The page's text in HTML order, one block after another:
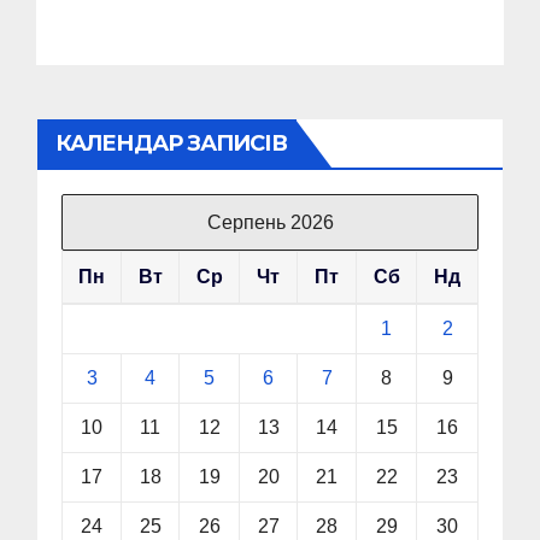
КАЛЕНДАР ЗАПИСІВ
Серпень 2026
Пн Вт Ср Чт Пт Сб Нд
1 2
3 4 5 6 7 8 9
10 11 12 13 14 15 16
17 18 19 20 21 22 23
24 25 26 27 28 29 30